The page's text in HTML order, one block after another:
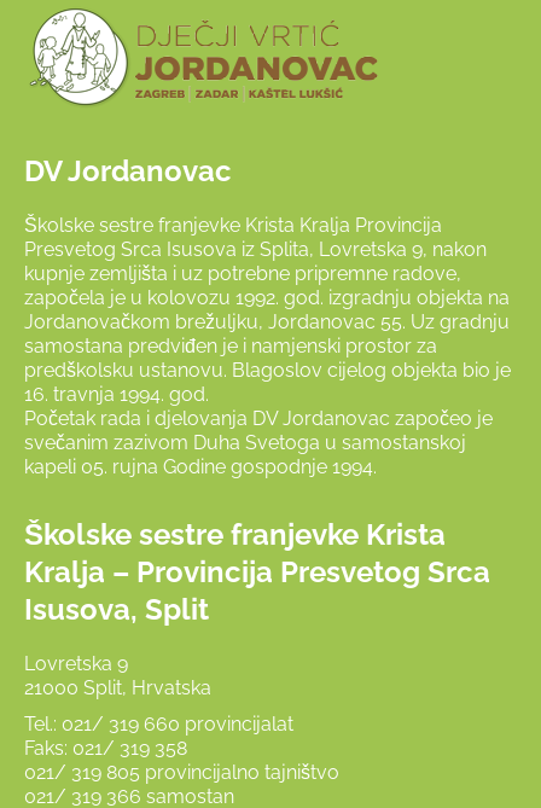
DV Jordanovac
Školske sestre franjevke Krista Kralja Provincija
Presvetog Srca Isusova iz Splita, Lovretska 9, nakon
kupnje zemljišta i uz potrebne pripremne radove,
započela je u kolovozu 1992. god. izgradnju objekta na
Jordanovačkom brežuljku, Jordanovac 55. Uz gradnju
samostana predviđen je i namjenski prostor za
predškolsku ustanovu. Blagoslov cijelog objekta bio je
16. travnja 1994. god.
Početak rada i djelovanja DV Jordanovac započeo je
svečanim zazivom Duha Svetoga u samostanskoj
kapeli 05. rujna Godine gospodnje 1994.
Školske sestre franjevke Krista
Kralja – Provincija Presvetog Srca
Isusova, Split
Lovretska 9
21000 Split, Hrvatska
Tel.: 021/ 319 660 provincijalat
Faks: 021/ 319 358
021/ 319 805 provincijalno tajništvo
021/ 319 366 samostan